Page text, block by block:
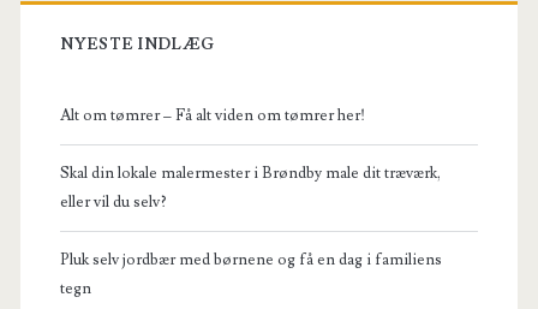
NYESTE INDLÆG
Alt om tømrer – Få alt viden om tømrer her!
Skal din lokale malermester i Brøndby male dit træværk,
eller vil du selv?
Pluk selv jordbær med børnene og få en dag i familiens
tegn